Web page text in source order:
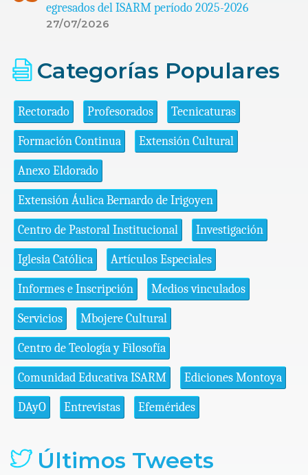
egresados del ISARM período 2025-2026
27/07/2026
Categorías Populares
Rectorado Profesorados Tecnicaturas
Formación Continua Extensión Cultural
Anexo Eldorado
Extensión Áulica Bernardo de Irigoyen
Centro de Pastoral Institucional Investigación
Iglesia Católica Artículos Especiales
Informes e Inscripción Medios vinculados
Servicios Mbojere Cultural
Centro de Teología y Filosofía
Comunidad Educativa ISARM Ediciones Montoya
DAyO Entrevistas Efemérides
Últimos Tweets